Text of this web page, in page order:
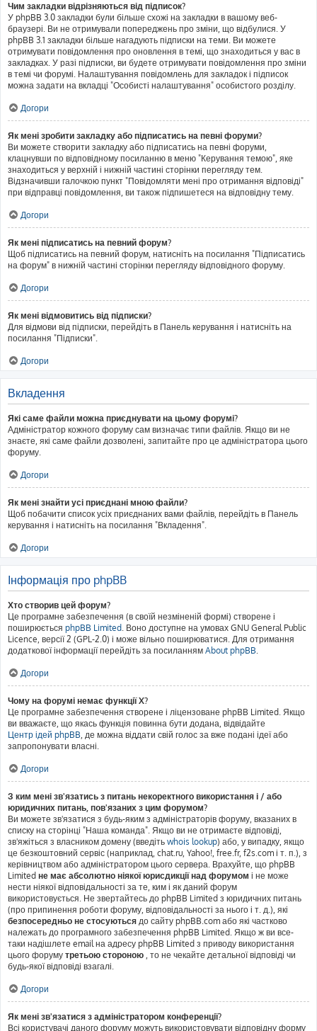
Чим закладки відрізняються від підписок?
У phpBB 3.0 закладки були більше схожі на закладки в вашому веб-
браузері. Ви не отримували попереджень про зміни, що відбулися. У
phpBB 3.1 закладки більше нагадують підписки на теми. Ви можете
отримувати повідомлення про оновлення в темі, що знаходиться у вас в
закладках. У разі підписки, ви будете отримувати повідомлення про зміни
в темі чи форумі. Налаштування повідомлень для закладок і підписок
можна задати на вкладці "Особисті налаштування" особистого розділу.
Догори
Як мені зробити закладку або підписатись на певні форуми?
Ви можете створити закладку або підписатись на певні форуми,
клацнувши по відповідному посиланню в меню "Керування темою", яке
знаходиться у верхній і нижній частині сторінки перегляду тем.
Відзначивши галочкою пункт "Повідомляти мені про отримання відповіді"
при відправці повідомлення, ви також підпишетеся на відповідну тему.
Догори
Як мені підписатись на певний форум?
Щоб підписатись на певний форум, натисніть на посилання "Підписатись
на форум" в нижній частині сторінки перегляду відповідного форуму.
Догори
Як мені відмовитись від підписки?
Для відмови від підписки, перейдіть в Панель керування і натисніть на
посилання "Підписки".
Догори
Вкладення
Які саме файли можна приєднувати на цьому форумі?
Адміністратор кожного форуму сам визначає типи файлів. Якщо ви не
знаєте, які саме файли дозволені, запитайте про це адміністратора цього
форуму.
Догори
Як мені знайти усі приєднані мною файли?
Щоб побачити список усіх приєднаних вами файлів, перейдіть в Панель
керування і натисніть на посилання "Вкладення".
Догори
Інформація про phpBB
Хто створив цей форум?
Це програмне забезпечення (в своїй незміненій формі) створене і
поширюється phpBB Limited. Воно доступне на умовах GNU General Public
Licence, версії 2 (GPL-2.0) і може вільно поширюватися. Для отримання
додаткової інформації перейдіть за посиланням About phpBB.
Догори
Чому на форумі немає функції X?
Це програмне забезпечення створене і ліцензоване phpBB Limited. Якщо
ви вважаєте, що якась функція повинна бути додана, відвідайте
Центр ідей phpBB, де можна віддати свій голос за вже подані ідеї або
запропонувати власні.
Догори
З ким мені зв'язатись з питань некоректного використання і / або
юридичних питань, пов'язаних з цим форумом?
Ви можете зв'язатися з будь-яким з адміністраторів форуму, вказаних в
списку на сторінці "Наша команда". Якщо ви не отримаєте відповіді,
зв'яжіться з власником домену (введіть whois lookup) або, у випадку, якщо
це безкоштовний сервіс (наприклад, chat.ru, Yahoo!, free.fr, f2s.com і т. п.), з
керівництвом або адміністратором цього сервера. Врахуйте, що phpBB
Limited не має абсолютно ніякої юрисдикції над форумом і не може
нести ніякої відповідальності за те, ким і як даний форум
використовується. Не звертайтесь до phpBB Limited з юридичних питань
(про припинення роботи форуму, відповідальності за нього і т. д.), які
безпосередньо не стосуються до сайту phpBB.com або які частково
належать до програмного забезпечення phpBB Limited. Якщо ж ви все-
таки надішлете email на адресу phpBB Limited з приводу використання
цього форуму третьою стороною , то не чекайте детальної відповіді чи
будь-якої відповіді взагалі.
Догори
Як мені зв'язатися з адміністратором конференції?
Всі користувачі даного форуму можуть використовувати відповідну форму